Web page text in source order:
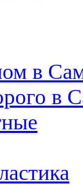
в
в